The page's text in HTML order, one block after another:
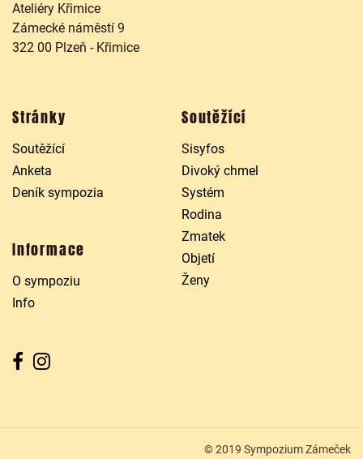
Ateliéry Křimice
Zámecké náměstí 9
322 00 Plzeň - Křimice
Stránky
Soutěžící
Anketa
Deník sympozia
Informace
O sympoziu
Info
Soutěžící
Sisyfos
Divoký chmel
Systém
Rodina
Zmatek
Objetí
Ženy
© 2019 Sympozium Zámeček